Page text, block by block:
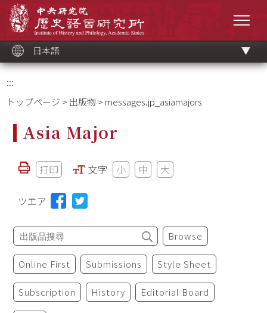
ッ
ク
日本語
:::
トップページ > 出版物 > messages.jp_asiamajors
Asia Major
打印 文字 小 中 大
ツエア
Browse
Online First Submissions Style Sheet
Subscription History Editorial Board